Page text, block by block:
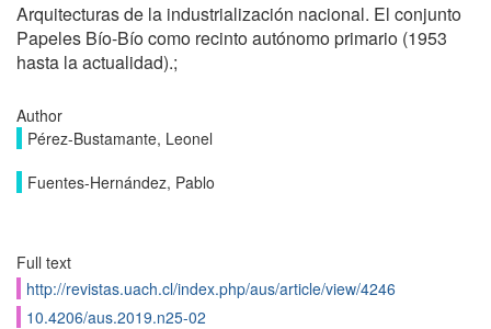
Arquitecturas de la industrialización nacional. El conjunto
Papeles Bío-Bío como recinto autónomo primario (1953
hasta la actualidad).;
Author
Pérez-Bustamante, Leonel
Fuentes-Hernández, Pablo
Full text
http://revistas.uach.cl/index.php/aus/article/view/4246
10.4206/aus.2019.n25-02